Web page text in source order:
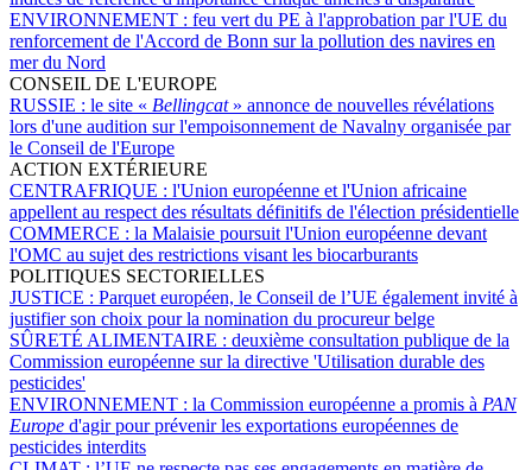
ENVIRONNEMENT : feu vert du PE à l'approbation par l'UE du
renforcement de l'Accord de Bonn sur la pollution des navires en
mer du Nord
CONSEIL DE L'EUROPE
RUSSIE : le site « Bellingcat » annonce de nouvelles révélations
lors d'une audition sur l'empoisonnement de Navalny organisée par
le Conseil de l'Europe
ACTION EXTÉRIEURE
CENTRAFRIQUE : l'Union européenne et l'Union africaine
appellent au respect des résultats définitifs de l'élection présidentielle
COMMERCE : la Malaisie poursuit l'Union européenne devant
l'OMC au sujet des restrictions visant les biocarburants
POLITIQUES SECTORIELLES
JUSTICE : Parquet européen, le Conseil de l’UE également invité à
justifier son choix pour la nomination du procureur belge
SÛRETÉ ALIMENTAIRE : deuxième consultation publique de la
Commission européenne sur la directive 'Utilisation durable des
pesticides'
ENVIRONNEMENT : la Commission européenne a promis à PAN
Europe d'agir pour prévenir les exportations européennes de
pesticides interdits